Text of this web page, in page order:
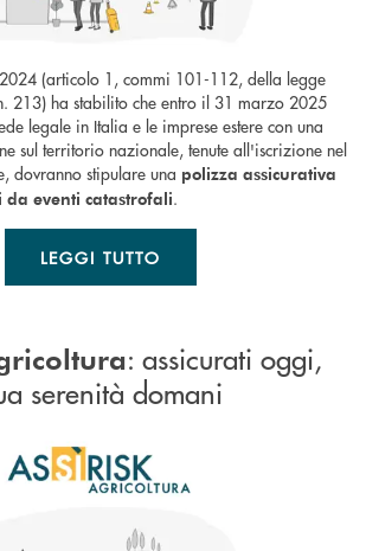
(articolo 1, commi 101-112, della legge
213) ha stabilito che entro il 31 marzo 2025
legale in Italia e le imprese estere con una
sul territorio nazionale, tenute all'iscrizione nel
dovranno stipulare una polizza assicurativa
eventi catastrofali.
LEGGI TUTTO
: assicurati oggi,
serenità domani